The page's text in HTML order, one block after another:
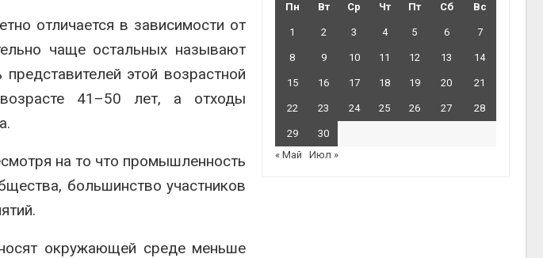
отличается в зависимости от
чаще остальных называют
этой возрастной
41–50 лет, а отходы
на то что промышленность
большинство участников
окружающей среде меньше
Пн Вт Ср Чт Пт Сб Вс
1 2 3 4 5 6 7
8 9 10 11 12 13 14
15 16 17 18 19 20 21
22 23 24 25 26 27 28
29
30
« Май
Июл »